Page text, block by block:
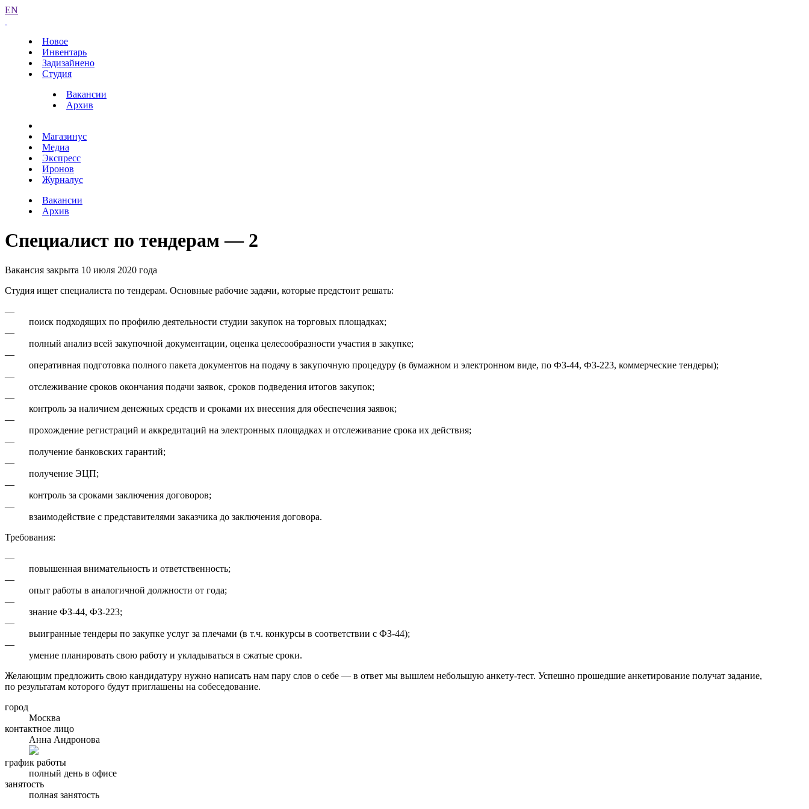
EN
Новое
Инвентарь
Задизайнено
Студия
Вакансии
Архив
Магазинус
Медиа
Экспресс
Иронов
Журналус
Вакансии
Архив
Специалист по тендерам — 2
Вакансия закрыта 10 июля 2020 года
Студия ищет специалиста по тендерам. Основные рабочие задачи, которые предстоит решать:
—
поиск подходящих по профилю деятельности студии закупок на торговых площадках;
—
полный анализ всей закупочной документации, оценка целесообразности участия в закупке;
—
оперативная подготовка полного пакета документов на подачу в закупочную процедуру (в бумажном и электронном виде, по ФЗ-44, ФЗ-223, коммерческие тендеры);
—
отслеживание сроков окончания подачи заявок, сроков подведения итогов закупок;
—
контроль за наличием денежных средств и сроками их внесения для обеспечения заявок;
—
прохождение регистраций и аккредитаций на электронных площадках и отслеживание срока их действия;
—
получение банковских гарантий;
—
получение ЭЦП;
—
контроль за сроками заключения договоров;
—
взаимодействие с представителями заказчика до заключения договора.
Требования:
—
повышенная внимательность и ответственность;
—
опыт работы в аналогичной должности от года;
—
знание ФЗ-44, ФЗ-223;
—
выигранные тендеры по закупке услуг за плечами (в т.ч. конкурсы в соответствии с ФЗ-44);
—
умение планировать свою работу и укладываться в сжатые сроки.
Желающим предложить свою кандидатуру нужно написать нам пару слов о себе — в ответ мы вышлем небольшую анкету-тест. Успешно прошедшие анкетирование получат задание,
по результатам которого будут приглашены на собеседование.
город
Москва
контактное лицо
Анна Андронова
график работы
полный день в офисе
занятость
полная занятость